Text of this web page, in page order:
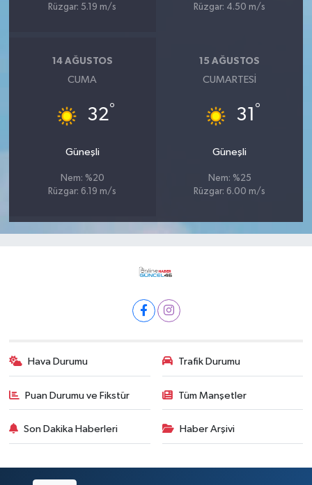
Rüzgar: 5.19 m/s
Rüzgar: 4.50 m/s
14 AĞUSTOS
CUMA
32°
Güneşli
Nem: %20
Rüzgar: 6.19 m/s
15 AĞUSTOS
CUMARTESI
31 °
Güneşli
Nem: %25
Rüzgar: 6.00 m/s
Hava Durumu Trafik Durumu
Puan Durumu ve Fikstür Tüm Manşetler
Son Dakika Haberleri Haber Arşivi